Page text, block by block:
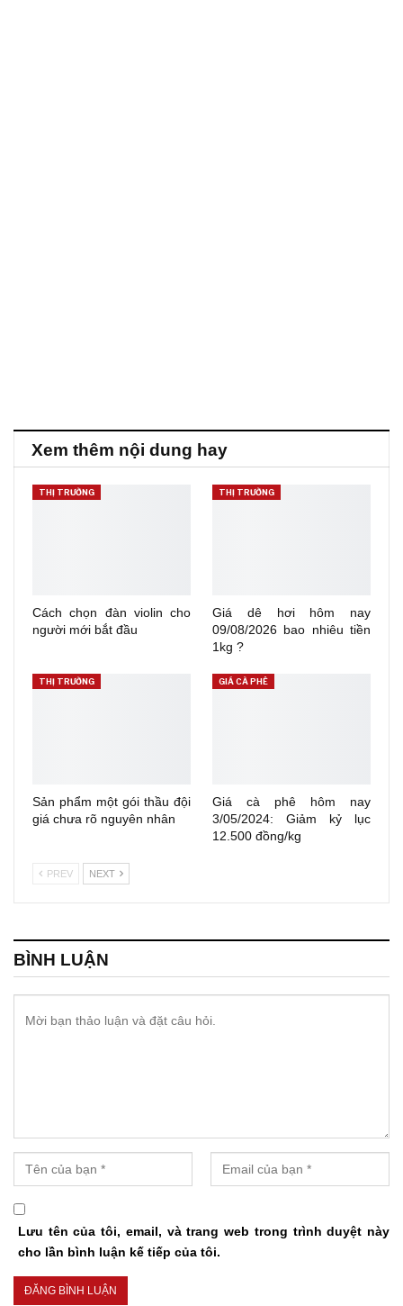
Xem thêm nội dung hay
THỊ TRƯỜNG
Cách chọn đàn violin cho
người mới bắt đầu
THỊ TRƯỜNG
Giá dê hơi hôm nay
09/08/2026 bao nhiêu tiền
1kg ?
THỊ TRƯỜNG
Sản phẩm một gói thầu đội
giá chưa rõ nguyên nhân
GIÁ CÀ PHÊ
Giá cà phê hôm nay
3/05/2024: Giảm kỷ lục
12.500 đồng/kg
PREV NEXT
BÌNH LUẬN
Lưu tên của tôi, email, và trang web trong trình duyệt này
cho lần bình luận kế tiếp của tôi.